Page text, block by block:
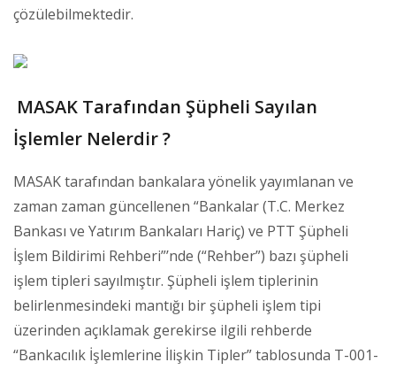
çözülebilmektedir.
MASAK Tarafından Şüpheli Sayılan
İşlemler Nelerdir ?
MASAK tarafından bankalara yönelik yayımlanan ve
zaman zaman güncellenen “Bankalar (T.C. Merkez
Bankası ve Yatırım Bankaları Hariç) ve PTT Şüpheli
İşlem Bildirimi Rehberi”’nde (“Rehber”) bazı şüpheli
işlem tipleri sayılmıştır. Şüpheli işlem tiplerinin
belirlenmesindeki mantığı bir şüpheli işlem tipi
üzerinden açıklamak gerekirse ilgili rehberde
“Bankacılık İşlemlerine İlişkin Tipler” tablosunda T-001-